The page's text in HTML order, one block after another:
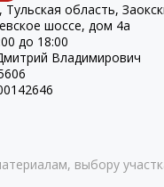
область,
шоссе, дом 4а
до 18:00
Владимирович
выбору